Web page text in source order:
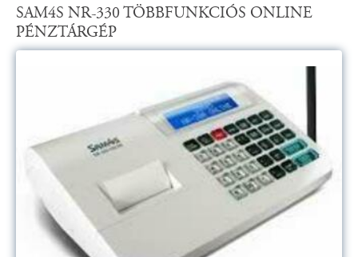
SAM4S NR-330 TÖBBFUNKCIÓS ONLINE
PÉNZTÁRGÉP